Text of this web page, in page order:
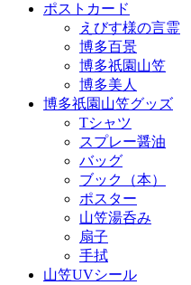
ポストカード
えびす様の言霊
博多百景
博多祇園山笠
博多美人
博多祇園山笠グッズ
Tシャツ
スプレー醤油
バッグ
ブック（本）
ポスター
山笠湯呑み
扇子
手拭
山笠UVシール